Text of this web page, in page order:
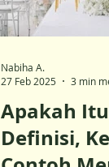
Apakah Itu
Definisi,
Nabiha A.
27 Feb 2025
3 min